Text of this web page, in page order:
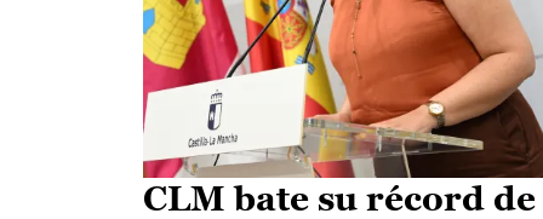
CLM bate su récord de